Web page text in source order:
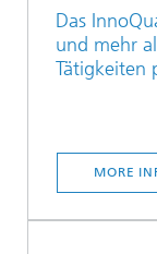
Das
und mehr
Tätigkeiten
MORE